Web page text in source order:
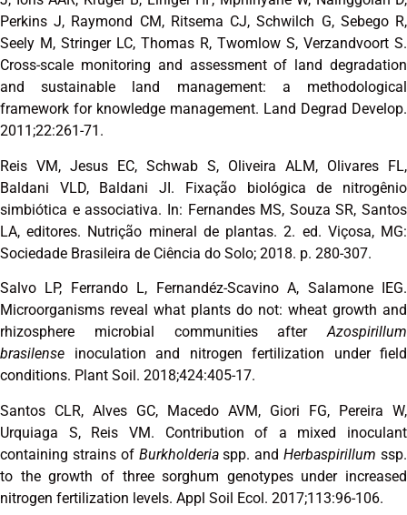
Perkins J, Raymond CM, Ritsema CJ, Schwilch G, Sebego R,
Seely M, Stringer LC, Thomas R, Twomlow S, Verzandvoort S.
Cross-scale monitoring and assessment of land degradation
and sustainable land management: a methodological
framework for knowledge management. Land Degrad Develop.
2011;22:261-71.
Reis VM, Jesus EC, Schwab S, Oliveira ALM, Olivares FL,
Baldani VLD, Baldani JI. Fixação biológica de nitrogênio
simbiótica e associativa. In: Fernandes MS, Souza SR, Santos
LA, editores. Nutrição mineral de plantas. 2. ed. Viçosa, MG:
Sociedade Brasileira de Ciência do Solo; 2018. p. 280-307.
Salvo LP, Ferrando L, Fernandéz-Scavino A, Salamone IEG.
Microorganisms reveal what plants do not: wheat growth and
rhizosphere microbial communities afterAzospirillum
brasilense inoculation and nitrogen fertilization under field
conditions. Plant Soil. 2018;424:405-17.
Santos CLR, Alves GC, Macedo AVM, Giori FG, Pereira W,
Urquiaga S, Reis VM. Contribution of a mixed inoculant
containing strains of Burkholderiaspp. andHerbaspirillumssp.
to the growth of three sorghum genotypes under increased
nitrogen fertilization levels. Appl Soil Ecol. 2017;113:96-106.